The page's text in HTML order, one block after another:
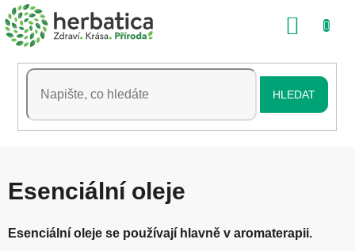
Přejít
na
obsah
HLEDAT
Esenciální oleje
Esenciální oleje se používají hlavně v aromaterapii.